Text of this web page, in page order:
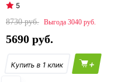
5
8730
3040
5690
+